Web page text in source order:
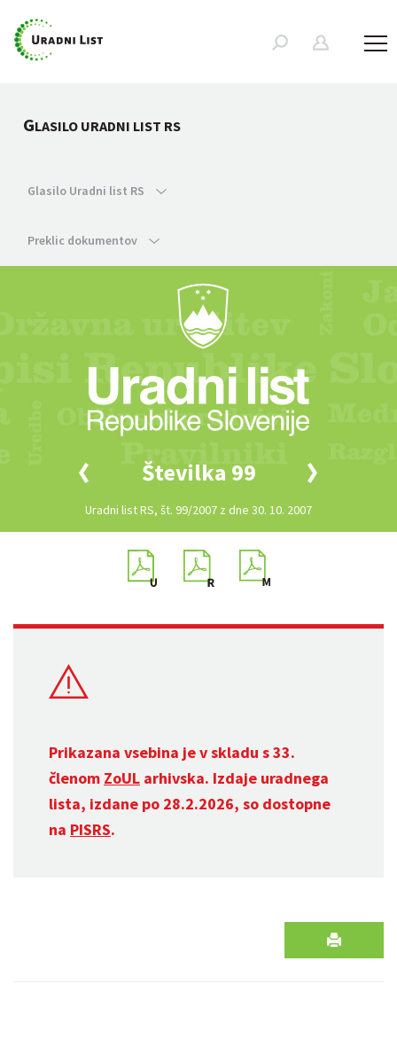
GLASILO URADNI LIST RS
Glasilo Uradni list RS
Preklic dokumentov
Številka 99
Uradni list RS, št. 99/2007 z dne 30. 10. 2007
Prikazana vsebina je v skladu s 33.
členom ZoUL arhivska. Izdaje uradnega
lista, izdane po 28.2.2026, so dostopne
na PISRS.